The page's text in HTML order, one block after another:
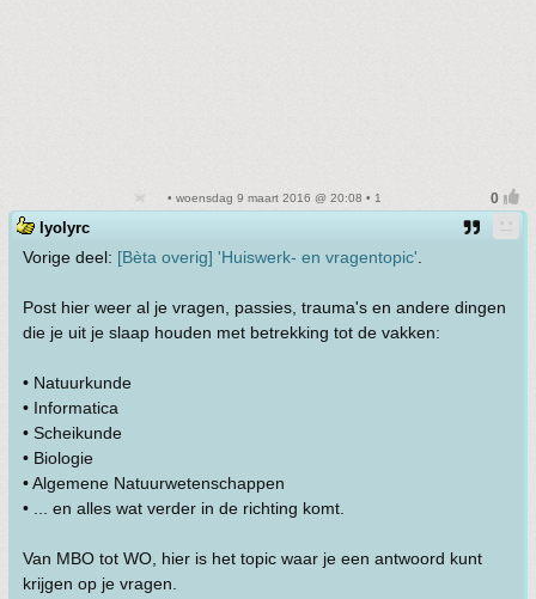
• woensdag 9 maart 2016 @ 20:08 • 1
lyolyrc
Vorige deel: [Bèta overig] 'Huiswerk- en vragentopic'
Post hier weer al je vragen, passies, trauma's en andere dingen
die je uit je slaap houden met betrekking tot de vakken:
• Natuurkunde
• Informatica
• Scheikunde
• Biologie
• Algemene Natuurwetenschappen
• ... en alles wat verder in de richting komt.
Van MBO tot WO, hier is het topic waar je een antwoord kunt
krijgen op je vragen.